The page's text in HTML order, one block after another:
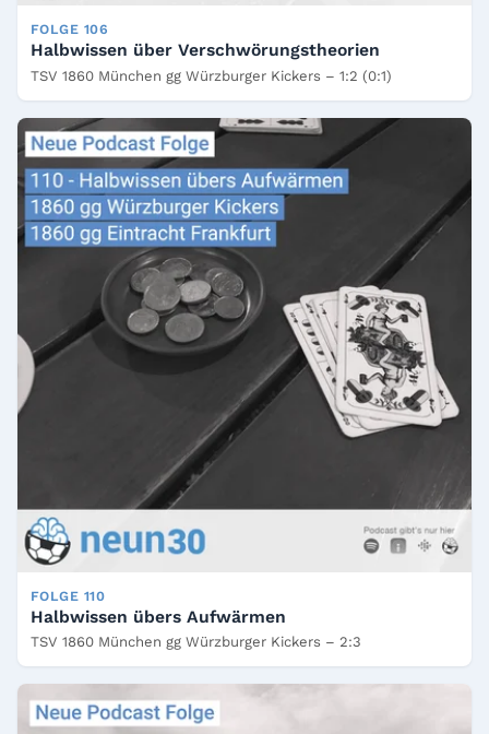
FOLGE 106
Halbwissen über Verschwörungstheorien
TSV 1860 München gg Würzburger Kickers – 1:2 (0:1)
FOLGE 110
Halbwissen übers Aufwärmen
TSV 1860 München gg Würzburger Kickers – 2:3